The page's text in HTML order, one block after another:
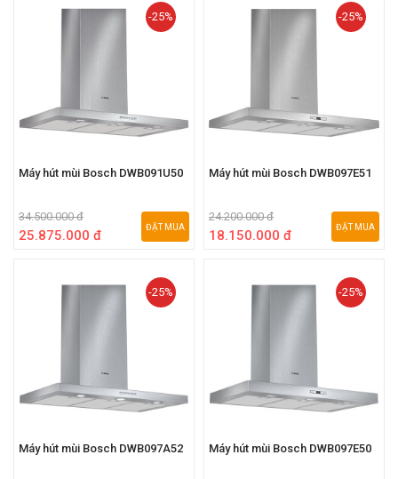
-25%
Máy hút mùi Bosch DWB091U50
34.500.000 đ
25.875.000 đ
ĐẶT MUA
-25%
Máy hút mùi Bosch DWB097E51
24.200.000 đ
18.150.000 đ
ĐẶT MUA
-25%
Máy hút mùi Bosch DWB097A52
-25%
Máy hút mùi Bosch DWB097E50